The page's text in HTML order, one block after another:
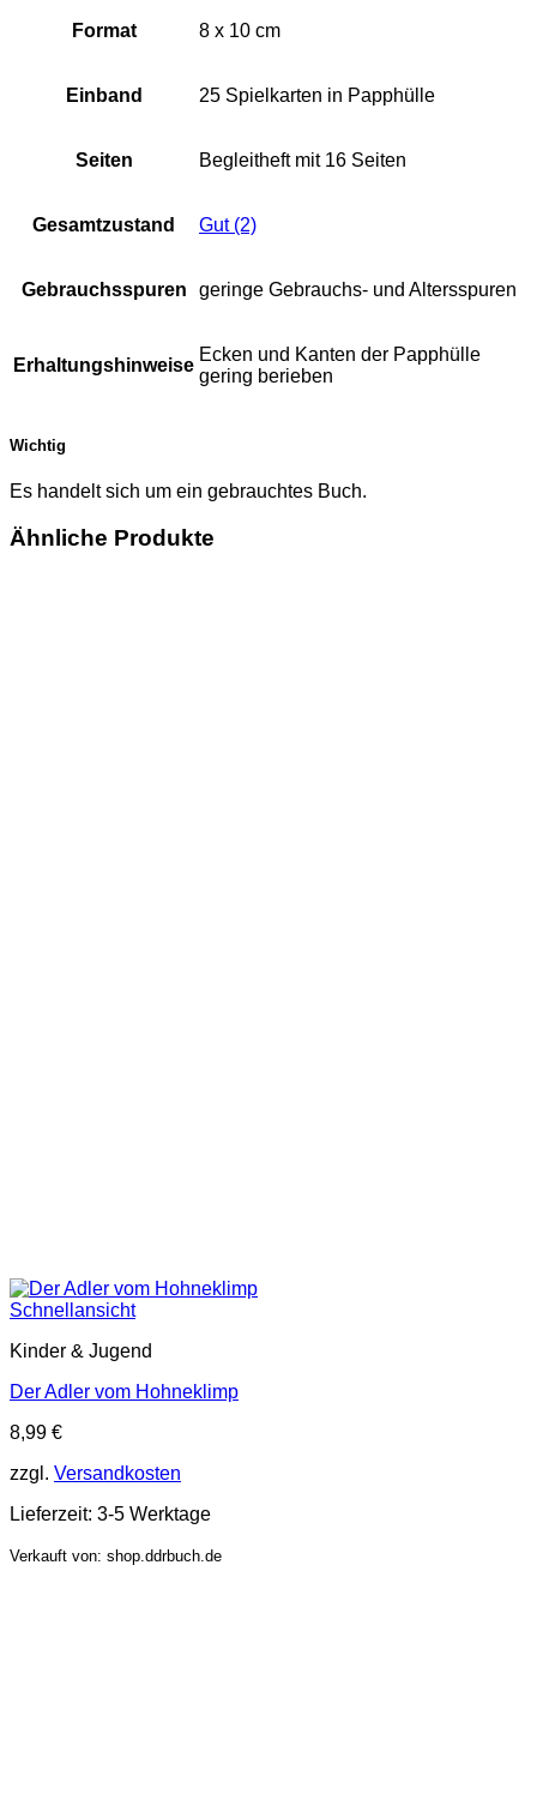
Format 8 x 10 cm
Einband 25 Spielkarten in Papphülle
Seiten Begleitheft mit 16 Seiten
Gesamtzustand Gut (2)
Gebrauchsspuren geringe Gebrauchs- und Altersspuren
Erhaltungshinweise
Ecken und Kanten der Papphülle
gering berieben
Wichtig
Es handelt sich um ein gebrauchtes Buch.
Ähnliche Produkte
Schnellansicht
Kinder & Jugend
Der Adler vom Hohneklimp
8,99 €
zzgl. Versandkosten
Lieferzeit: 3-5 Werktage
Verkauft von: shop.ddrbuch.de